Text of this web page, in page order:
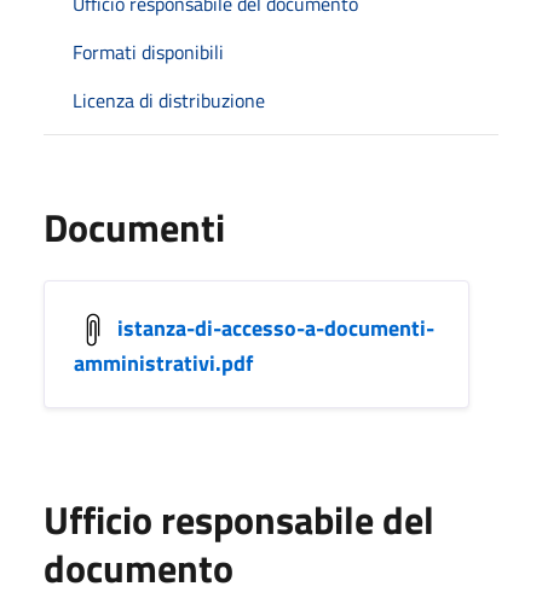
Formati disponibili
Licenza di distribuzione
Documenti
istanza-di-accesso-a-documenti-
amministrativi.pdf
Ufficio responsabile del
documento